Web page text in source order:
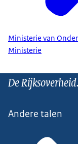
Ministerie van
Ministerie
De
Andere talen